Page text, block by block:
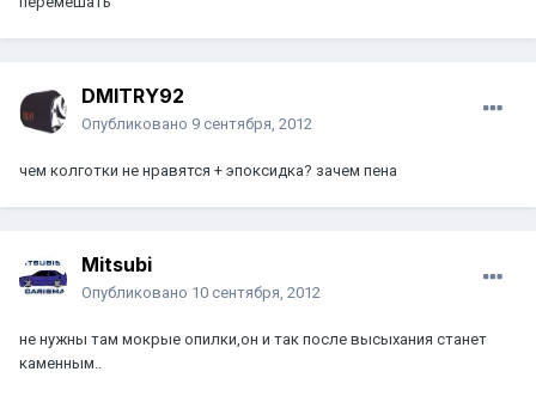
DMITRY92
Опубликовано 9 сентября, 2012
чем колготки не нравятся + эпоксидка? зачем пена
Mitsubi
Опубликовано 10 сентября, 2012
не нужны там мокрые опилки,он и так после высыхания станет
каменным..